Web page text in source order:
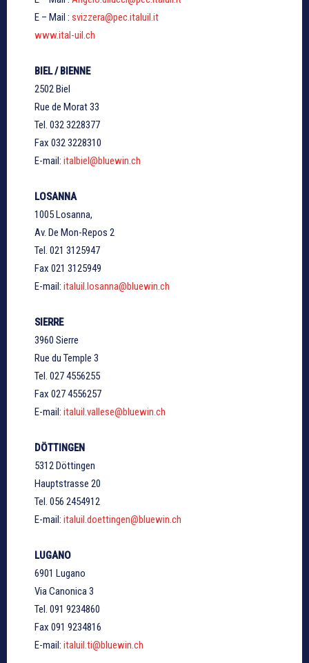
E – Mail : svizzera@pec.italuil.it
www.ital-uil.ch
BIEL / BIENNE
2502 Biel
Rue de Morat 33
Tel. 032 3228377
Fax 032 3228310
E-mail: italbiel@bluewin.ch
LOSANNA
1005 Losanna,
Av. De Mon-Repos 2
Tel. 021 3125947
Fax 021 3125949
E-mail: italuil.losanna@bluewin.ch
SIERRE
3960 Sierre
Rue du Temple 3
Tel. 027 4556255
Fax 027 4556257
E-mail: italuil.vallese@bluewin.ch
DÖTTINGEN
5312 Döttingen
Hauptstrasse 20
Tel. 056 2454912
E-mail: italuil.doettingen@bluewin.ch
LUGANO
6901 Lugano
Via Canonica 3
Tel. 091 9234860
Fax 091 9234816
E-mail: italuil.ti@bluewin.ch